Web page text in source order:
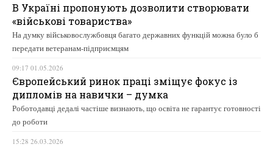
В Україні пропонують дозволити створювати
«військові товариства»
На думку військовослужбовця багато державних функцій можна було б
передати ветеранам-підприємцям
09:17 01.05.2026
Європейський ринок праці зміщує фокус із
дипломів на навички – думка
Роботодавці дедалі частіше визнають, що освіта не гарантує готовності
до роботи
15:28 26.03.2026